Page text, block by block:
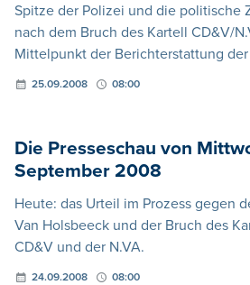
Spitze der Polizei und die politische
nach dem Bruch des Kartell CD&V/
Mittelpunkt der Berichterstattung der
25.09.2008 08:00
Die Presseschau von
September 2008
Heute: das Urteil im Prozess gegen
Van Holsbeeck und der Bruch des
CD&V und der N.VA.
24.09.2008 08:00